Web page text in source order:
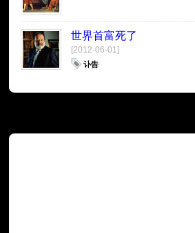
世界首富死了
[2012-06-01]
讣告